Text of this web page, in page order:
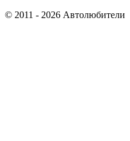
© 2011 - 2026 Автолюбители